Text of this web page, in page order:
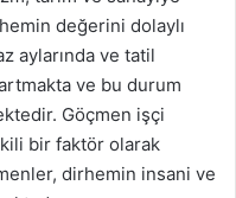
değerini dolaylı
aylarında ve tatil
ve bu durum
Göçmen işçi
bir faktör olarak
dirhemin insani ve